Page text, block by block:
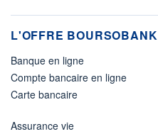
L'OFFRE BOURSOBANK
Banque en ligne
Compte bancaire en ligne
Carte bancaire
Assurance vie